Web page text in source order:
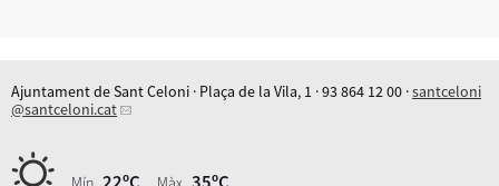
Ajuntament de Sant Celoni · Plaça de la Vila, 1 · 93 864 12 00 ·santceloni
@santceloni.cat